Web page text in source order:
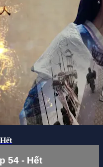
54 - Hết